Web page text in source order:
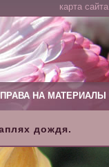
карта сайта
ПРАВА НА МАТЕРИАЛЫ
дождя.